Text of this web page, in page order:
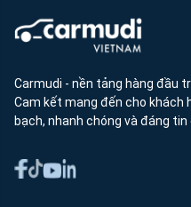
Carmudi - nền tảng hàng đầu
Cam kết mang đến cho khách
bạch, nhanh chóng và đáng tin